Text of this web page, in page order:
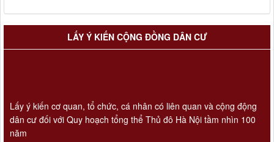
LẤY Ý KIẾN CỘNG ĐỒNG DÂN CƯ
dân cư đối với Quy hoạch tổng thể Thủ đô Hà Nội tầm nhìn 100
năm